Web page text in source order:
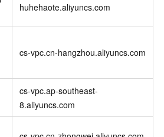
huhehaote.aliyuncs.com
cs-vpc.cn-hangzhou.aliyuncs.com
cs-vpc.ap-southeast-
8.aliyuncs.com